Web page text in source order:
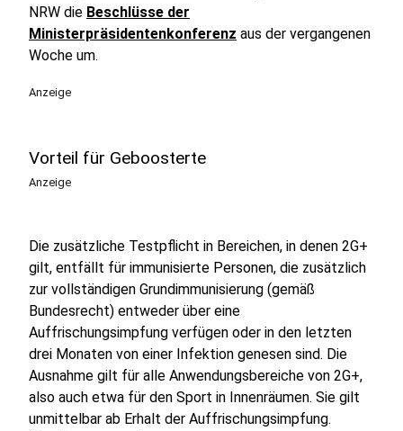
NRW die Beschlüsse der
Ministerpräsidentenkonferenz aus der vergangenen
Woche um.
Anzeige
Vorteil für Geboosterte
Anzeige
Die zusätzliche Testpflicht in Bereichen, in denen 2G+
gilt, entfällt für immunisierte Personen, die zusätzlich
zur vollständigen Grundimmunisierung (gemäß
Bundesrecht) entweder über eine
Auffrischungsimpfung verfügen oder in den letzten
drei Monaten von einer Infektion genesen sind. Die
Ausnahme gilt für alle Anwendungsbereiche von 2G+,
also auch etwa für den Sport in Innenräumen. Sie gilt
unmittelbar ab Erhalt der Auffrischungsimpfung.